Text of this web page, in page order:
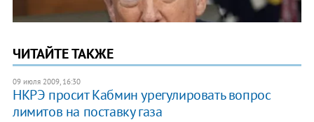
ЧИТАЙТЕ ТАКЖЕ
09 июля 2009, 16:30
НКРЭ просит Кабмин урегулировать вопрос
лимитов на поставку газа